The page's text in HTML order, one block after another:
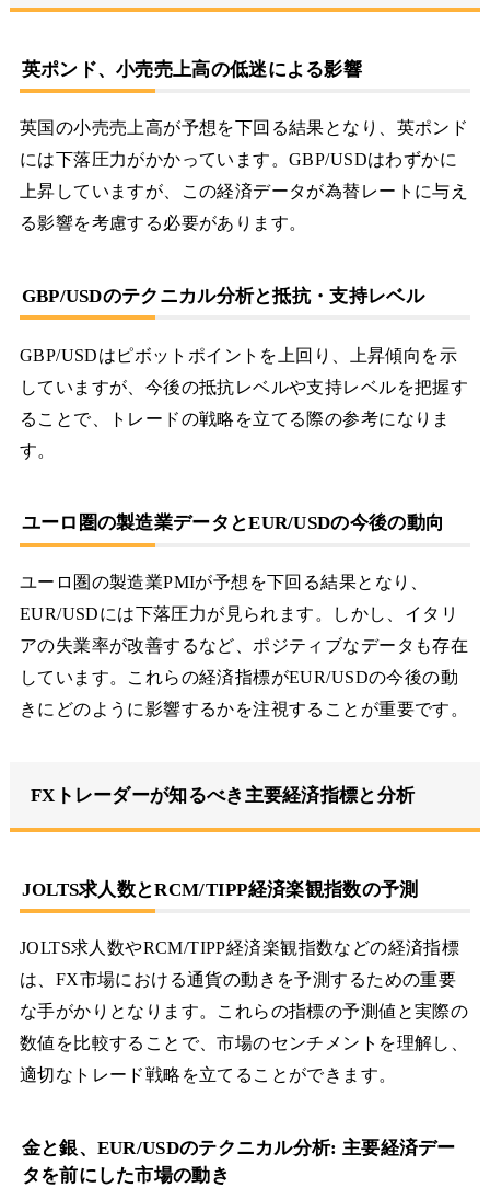
英ポンド、小売売上高の低迷による影響
英国の小売売上高が予想を下回る結果となり、英ポンド
には下落圧力がかかっています。GBP/USDはわずかに
上昇していますが、この経済データが為替レートに与え
る影響を考慮する必要があります。
GBP/USDのテクニカル分析と抵抗・支持レベル
GBP/USDはピボットポイントを上回り、上昇傾向を示
していますが、今後の抵抗レベルや支持レベルを把握す
ることで、トレードの戦略を立てる際の参考になりま
す。
ユーロ圏の製造業データとEUR/USDの今後の動向
ユーロ圏の製造業PMIが予想を下回る結果となり、
EUR/USDには下落圧力が見られます。しかし、イタリ
アの失業率が改善するなど、ポジティブなデータも存在
しています。これらの経済指標がEUR/USDの今後の動
きにどのように影響するかを注視することが重要です。
FXトレーダーが知るべき主要経済指標と分析
JOLTS求人数とRCM/TIPP経済楽観指数の予測
JOLTS求人数やRCM/TIPP経済楽観指数などの経済指標
は、FX市場における通貨の動きを予測するための重要
な手がかりとなります。これらの指標の予測値と実際の
数値を比較することで、市場のセンチメントを理解し、
適切なトレード戦略を立てることができます。
金と銀、EUR/USDのテクニカル分析: 主要経済デー
タを前にした市場の動き